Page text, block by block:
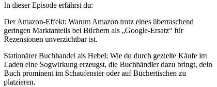
In dieser Episode erfährst du:
Der Amazon-Effekt: Warum Amazon trotz eines überraschend
geringen Marktanteils bei Büchern als „Google-Ersatz“ für
Rezensionen unverzichtbar ist.
Stationärer Buchhandel als Hebel: Wie du durch gezielte Käufe im
Laden eine Sogwirkung erzeugst, die Buchhändler dazu bringt, dein
Buch prominent im Schaufenster oder auf Büchertischen zu
platzieren.